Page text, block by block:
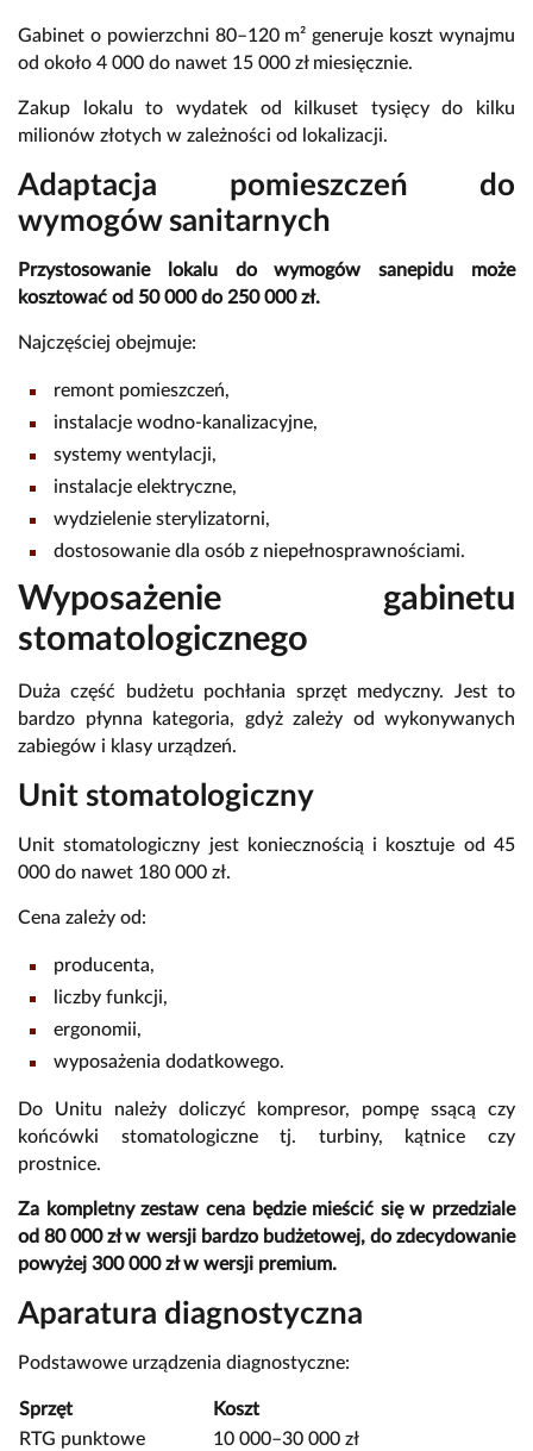
Gabinet o powierzchni 80–120 m² generuje koszt wynajmu
od około 4 000 do nawet 15 000 zł miesięcznie.
Zakup lokalu to wydatek od kilkuset tysięcy do kilku
milionów złotych w zależności od lokalizacji.
Adaptacja pomieszczeń do
wymogów sanitarnych
Przystosowanie lokalu do wymogów sanepidu może
kosztować od 50 000 do 250 000 zł.
Najczęściej obejmuje:
remont pomieszczeń,
instalacje wodno-kanalizacyjne,
systemy wentylacji,
instalacje elektryczne,
wydzielenie sterylizatorni,
dostosowanie dla osób z niepełnosprawnościami.
Wyposażenie gabinetu
stomatologicznego
Duża część budżetu pochłania sprzęt medyczny. Jest to
bardzo płynna kategoria, gdyż zależy od wykonywanych
zabiegów i klasy urządzeń.
Unit stomatologiczny
Unit stomatologiczny jest koniecznością i kosztuje od 45
000 do nawet 180 000 zł.
Cena zależy od:
producenta,
liczby funkcji,
ergonomii,
wyposażenia dodatkowego.
Do Unitu należy doliczyć kompresor, pompę ssącą czy
końcówki stomatologiczne tj. turbiny, kątnice czy
prostnice.
Za kompletny zestaw cena będzie mieścić się w przedziale
od 80 000 zł w wersji bardzo budżetowej, do zdecydowanie
powyżej 300 000 zł w wersji premium.
Aparatura diagnostyczna
Podstawowe urządzenia diagnostyczne:
Sprzęt
Koszt
RTG punktowe
10 000–30 000 zł